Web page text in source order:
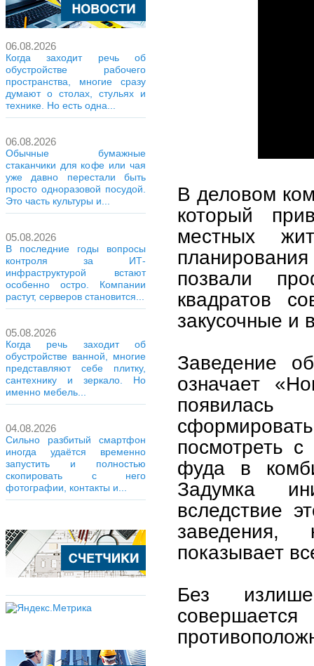
06.08.2026
Когда заходит речь об
обустройстве рабочего
пространства, многие сразу
думают о столах, стульях и
технике. Но есть одна...
06.08.2026
Обычные бумажные
стаканчики для кофе или чая
уже давно перестали быть
просто одноразовой посудой.
Это часть культуры и...
05.08.2026
В последние годы вопросы
контроля за ИТ-
инфраструктурой встают
особенно остро. Компании
растут, серверов становится...
05.08.2026
Когда речь заходит об
обустройстве ванной, многие
представляют себе плитку,
сантехнику и зеркало. Но
именно мебель...
04.08.2026
Сильно разбитый смартфон
иногда удаётся временно
запустить и полностью
скопировать с него
фотографии, контакты и...
В деловом
который
местных
позвали
квадратов
закусочные и
Заведение
означает
появилась
посмотреть
фуда в
Задумка
вследствие
заведения,
показывает
Без